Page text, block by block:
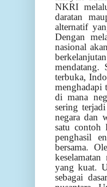
NKRI
daratan
alternatif
Dengan
nasional
mendatang.
terbuka,
menghadapi
di mana
sering
negara dan
satu contoh
penghasil
bersama.
yang kuat.
sebagai